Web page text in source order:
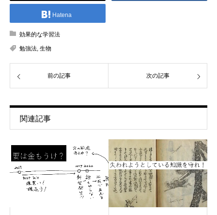
Hatena
効果的な学習法
勉強法, 生物
前の記事 次の記事
関連記事